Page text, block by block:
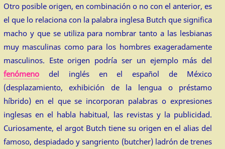
Otro posible origen, en combinación o no con el anterior, es
el que lo relaciona con la palabra inglesa Butch que significa
macho y que se utiliza para nombrar tanto a las lesbianas
muy masculinas como para los hombres exageradamente
masculinos. Este origen podría ser un ejemplo más del
fenómenodel inglés en el español de México
(desplazamiento, exhibición de la lengua o préstamo
híbrido) en el que se incorporan palabras o expresiones
inglesas en el habla habitual, las revistas y la publicidad.
Curiosamente, el argot Butch tiene su origen en el alias del
famoso, despiadado y sangriento (butcher) ladrón de trenes